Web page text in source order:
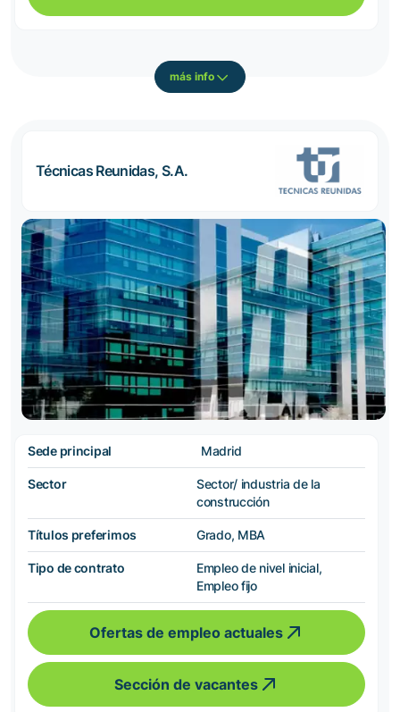
más info
Técnicas Reunidas, S.A.
Sede principal Madrid
Sector
Sector/ industria de la
construcción
Títulos preferimos Grado, MBA
Tipo de contrato
Empleo de nivel inicial,
Empleo fijo
Ofertas de empleo actuales
Sección de vacantes